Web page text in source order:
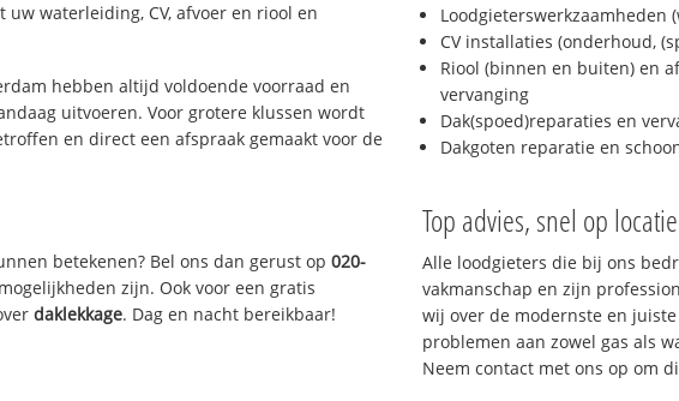
waterleiding, CV, afvoer en riool en
hebben altijd voldoende voorraad en
uitvoeren. Voor grotere klussen wordt
en direct een afspraak gemaakt voor de
betekenen? Bel ons dan gerust op020-
zijn. Ook voor een gratis
daklekkage. Dag en nacht bereikbaar!
Loodgieterswerkzaamheden
CV installaties (onderhoud,
Riool (binnen en buiten) en
vervanging
Dak(spoed)reparaties en
Dakgoten reparatie en
Top advies, snel op
Alle loodgieters die bij ons
vakmanschap en zijn
wij over de modernste en
problemen aan zowel gas als
Neem contact met ons op om